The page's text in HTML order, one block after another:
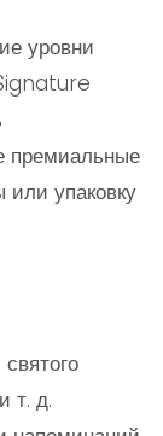
уровни
премиальные
или упаковку
т. д.